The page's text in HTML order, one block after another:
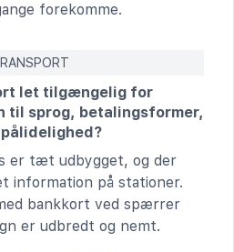
forekomme.
let tilgængelig for
til sprog, betalingsformer,
er tæt udbygget, og der
information på stationer.
bankkort ved spærrer
er udbredt og nemt.